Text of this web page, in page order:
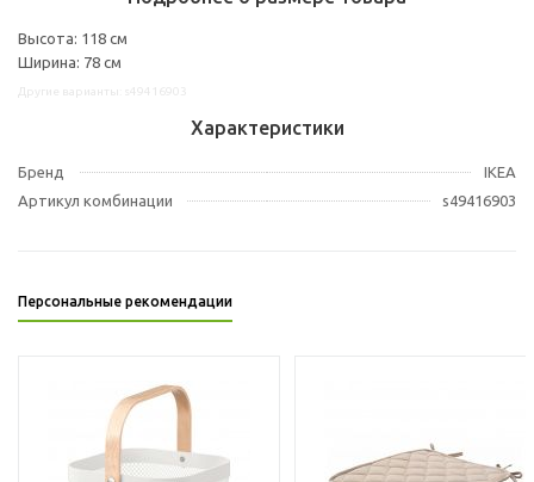
Высота: 118 см
Ширина: 78 см
Характеристики
Бренд
IKEA
Артикул комбинации
s49416903
Персональные рекомендации